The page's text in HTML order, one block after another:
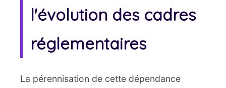
l'évolution des cadres
réglementaires
La pérennisation de cette dépendance